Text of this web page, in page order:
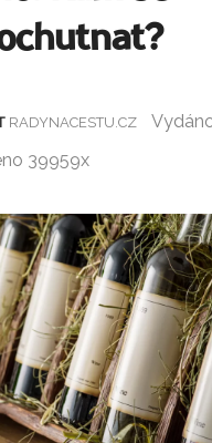
RADYNACESTU.CZ
39959x